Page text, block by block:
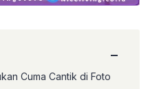
−
Cuma Cantik di Foto